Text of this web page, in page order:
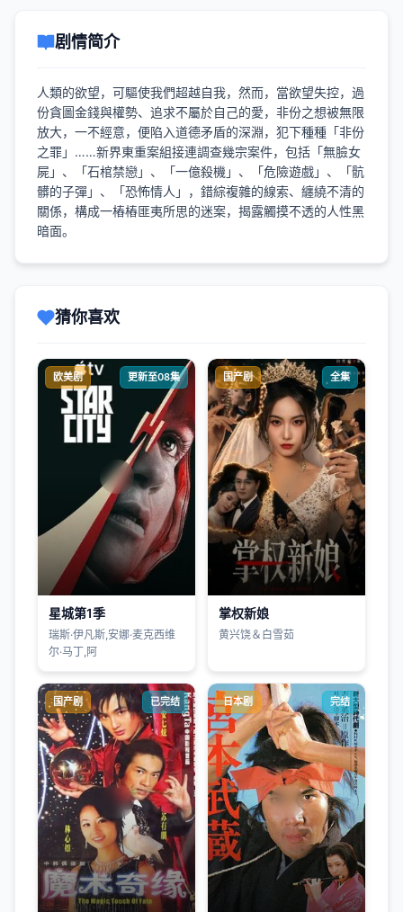
剧情简介
人類的欲望，可驅使我們超越自我，然而，當欲望失控，過
份貪圖金錢與權勢、追求不屬於自己的愛，非份之想被無限
放大，一不經意，便陷入道德矛盾的深淵，犯下種種「非份
之罪」……新界東重案組接連調查幾宗案件，包括「無臉女
屍」、「石棺禁戀」、「一億殺機」、「危險遊戲」、「骯
髒的子彈」、「恐怖情人」，錯綜複雜的線索、纏繞不清的
關係，構成一樁樁匪夷所思的迷案，揭露觸摸不透的人性黑
暗面。
猜你喜欢
欧美剧 更新至08集
星城第1季
瑞斯·伊凡斯,安娜·麦克西维
尔·马丁,阿
国产剧 全集
掌权新娘
黄兴饶＆白雪茹
国产剧 已完结 日本剧 完结